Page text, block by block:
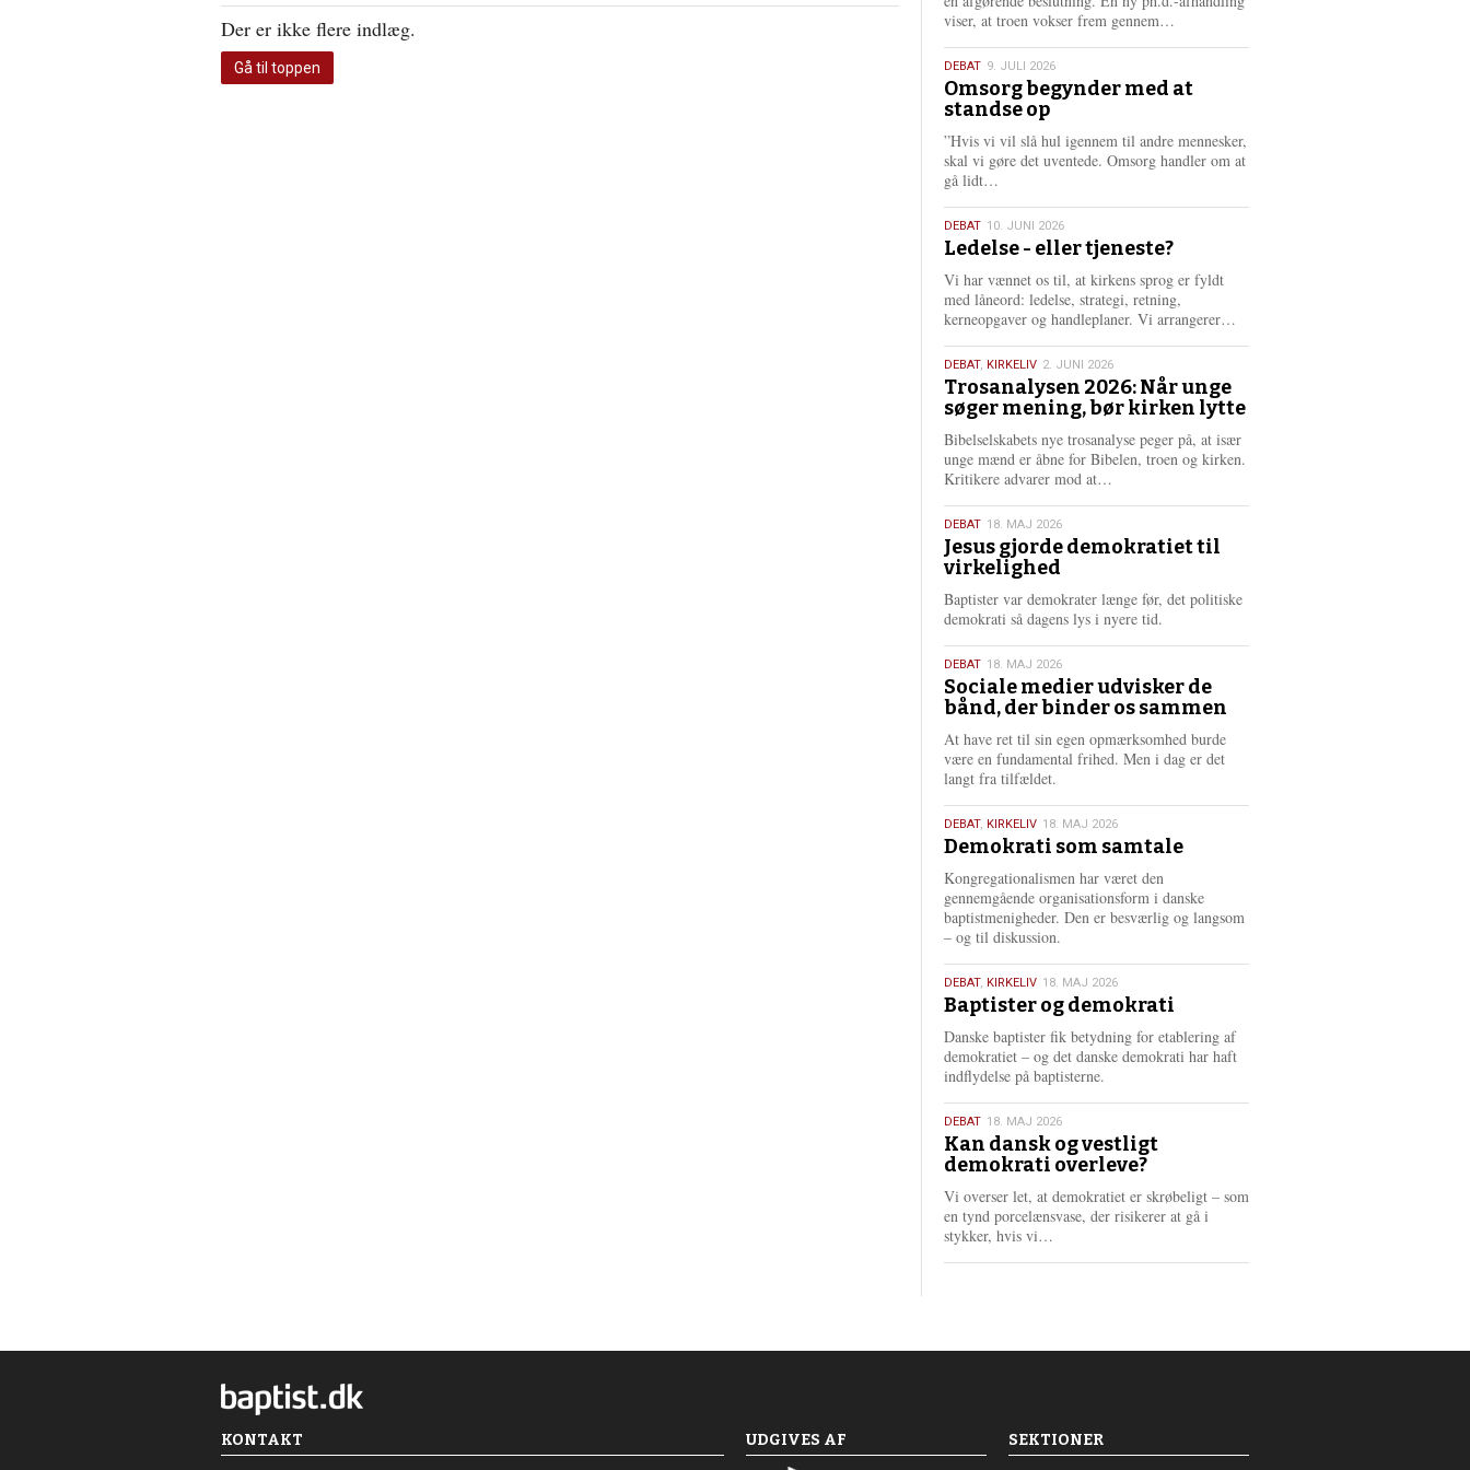
Der er ikke flere indlæg.
Gå til toppen
viser, at troen vokser frem gennem…
e
e
9.
juli
2026
DEBAT 9. JULI 2026
Omsorg begynder med at
standse op
”Hvis vi vil slå hul igennem til andre mennesker,
skal vi gøre det uventede. Omsorg handler om at
gå lidt…
s
e
r
e
10.
juni
2026
DEBAT 10. JUNI 2026
Ledelse - eller tjeneste?
Vi har vænnet os til, at kirkens sprog er fyldt
med låneord: ledelse, strategi, retning,
kerneopgaver og handleplaner. Vi arrangerer…
r
e
2.
juni
2026
DEBAT, KIRKELIV 2. JUNI 2026
Trosanalysen 2026: Når unge
søger mening, bør kirken lytte
Bibelselskabets nye trosanalyse peger på, at især
unge mænd er åbne for Bibelen, troen og kirken.
Kritikere advarer mod at…
e
e
18.
maj
2026
DEBAT 18. MAJ 2026
Jesus gjorde demokratiet til
virkelighed
Baptister var demokrater længe før, det politiske
demokrati så dagens lys i nyere tid.
18.
maj
2026
DEBAT 18. MAJ 2026
Sociale medier udvisker de
bånd, der binder os sammen
At have ret til sin egen opmærksomhed burde
være en fundamental frihed. Men i dag er det
langt fra tilfældet.
18.
maj
2026
DEBAT, KIRKELIV 18. MAJ 2026
Demokrati som samtale
Kongregationalismen har været den
gennemgående organisationsform i danske
baptistmenigheder. Den er besværlig og langsom
– og til diskussion.
18.
maj
2026
DEBAT, KIRKELIV 18. MAJ 2026
Baptister og demokrati
Danske baptister fik betydning for etablering af
demokratiet – og det danske demokrati har haft
indflydelse på baptisterne.
18.
maj
2026
DEBAT 18. MAJ 2026
Kan dansk og vestligt
demokrati overleve?
Vi overser let, at demokratiet er skrøbeligt – som
en tynd porcelænsvase, der risikerer at gå i
stykker, hvis vi…
e
KONTAKT UDGIVES AF SEKTIONER